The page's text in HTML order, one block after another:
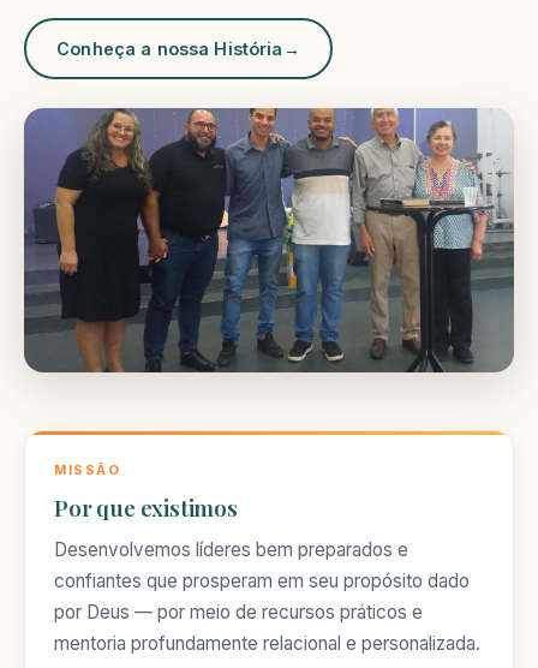
Conheça a nossa História →
MISSÃO
Por que existimos
Desenvolvemos líderes bem preparados e
confiantes que prosperam em seu propósito dado
por Deus — por meio de recursos práticos e
mentoria profundamente relacional e personalizada.